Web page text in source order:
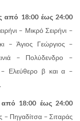
από 18:00 έως 24:00
– Μικρό Σειρήνι –
– Άγιος Γεώργιος –
– Πολύδενδρο –
– Ελεύθερο β και α –
από 18:00 έως 24:00
– Πηγαδίτσα – Σιταράς